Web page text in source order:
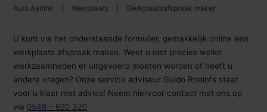
Auto Aaltink Werkplaats Werkplaatsafspraak maken
U kunt via het onderstaande formulier, gemakkelijk online een
werkplaats afspraak maken. Weet u niet precies welke
werkzaamheden er uitgevoerd moeten worden of heeft u
andere vragen? Onze service adviseur Guido Roelofs staat
voor u klaar met advies! Neem hiervoor contact met ons op
via 0548 – 620 320